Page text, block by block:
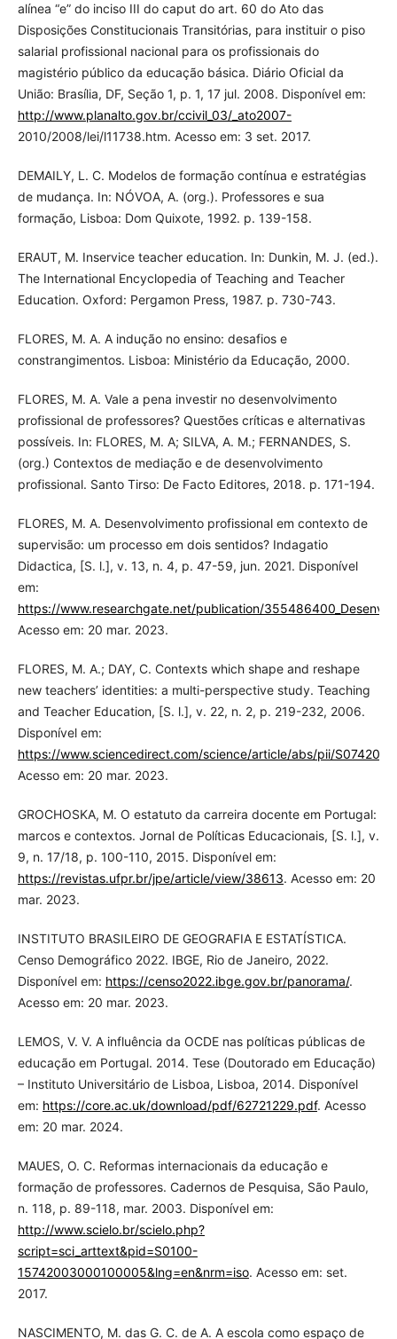
alínea “e” do inciso III do caput do art. 60 do Ato das
Disposições Constitucionais Transitórias, para instituir o piso
salarial profissional nacional para os profissionais do
magistério público da educação básica. Diário Oficial da
União: Brasília, DF, Seção 1, p. 1, 17 jul. 2008. Disponível em:
http://www.planalto.gov.br/ccivil_03/_ato2007-
2010/2008/lei/l11738.htm. Acesso em: 3 set. 2017.
DEMAILY, L. C. Modelos de formação contínua e estratégias
de mudança. In: NÓVOA, A. (org.). Professores e sua
formação, Lisboa: Dom Quixote, 1992. p. 139-158.
ERAUT, M. Inservice teacher education. In: Dunkin, M. J. (ed.).
The International Encyclopedia of Teaching and Teacher
Education. Oxford: Pergamon Press, 1987. p. 730-743.
FLORES, M. A. A indução no ensino: desafios e
constrangimentos. Lisboa: Ministério da Educação, 2000.
FLORES, M. A. Vale a pena investir no desenvolvimento
profissional de professores? Questões críticas e alternativas
possíveis. In: FLORES, M. A; SILVA, A. M.; FERNANDES, S.
(org.) Contextos de mediação e de desenvolvimento
profissional. Santo Tirso: De Facto Editores, 2018. p. 171-194.
FLORES, M. A. Desenvolvimento profissional em contexto de
supervisão: um processo em dois sentidos? Indagatio
Didactica, [S. l.], v. 13, n. 4, p. 47-59, jun. 2021. Disponível
em:
https://www.researchgate.net/publication/
Acesso em: 20 mar. 2023.
FLORES, M. A.; DAY, C. Contexts which shape and reshape
new teachers’ identities: a multi-perspective study. Teaching
and Teacher Education, [S. l.], v. 22, n. 2, p. 219-232, 2006.
Disponível em:
https://www.sciencedirect.com/science/article/abs/pii/
Acesso em: 20 mar. 2023.
GROCHOSKA, M. O estatuto da carreira docente em Portugal:
marcos e contextos. Jornal de Políticas Educacionais, [S. l.], v.
9, n. 17/18, p. 100-110, 2015. Disponível em:
https://revistas.ufpr.br/jpe/article/view/38613. Acesso em: 20
mar. 2023.
INSTITUTO BRASILEIRO DE GEOGRAFIA E ESTATÍSTICA.
Censo Demográfico 2022. IBGE, Rio de Janeiro, 2022.
Disponível em: https://censo2022.ibge.gov.br/panorama/.
Acesso em: 20 mar. 2023.
LEMOS, V. V. A influência da OCDE nas políticas públicas de
educação em Portugal. 2014. Tese (Doutorado em Educação)
– Instituto Universitário de Lisboa, Lisboa, 2014. Disponível
em: https://core.ac.uk/download/pdf/62721229.pdf. Acesso
em: 20 mar. 2024.
MAUES, O. C. Reformas internacionais da educação e
formação de professores. Cadernos de Pesquisa, São Paulo,
n. 118, p. 89-118, mar. 2003. Disponível em:
http://www.scielo.br/scielo.php?
script=sci_arttext&pid=S0100-
15742003000100005&lng=en&nrm=iso. Acesso em: set.
2017.
NASCIMENTO, M. das G. C. de A. A escola como espaço de